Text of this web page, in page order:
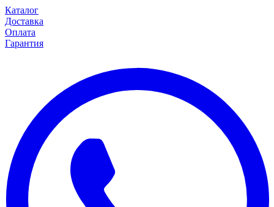
Каталог
Доставка
Оплата
Гарантия